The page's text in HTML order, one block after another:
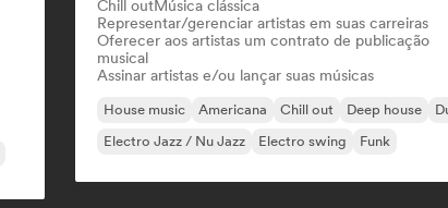
Chill outMúsica clássica
Representar/gerenciar artistas em suas carreiras
Oferecer aos artistas um contrato de publicação
musical
Assinar artistas e/ou lançar suas músicas
House music Americana Chill out Deep house
Electro Jazz / Nu Jazz
Electro swing Funk